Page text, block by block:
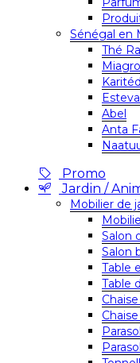
Sénégal en
Thé
Miagro
Abel
Anta
Promo
Jardin /
Mobilier de
Salon
Salon
Table
Table
Parasol